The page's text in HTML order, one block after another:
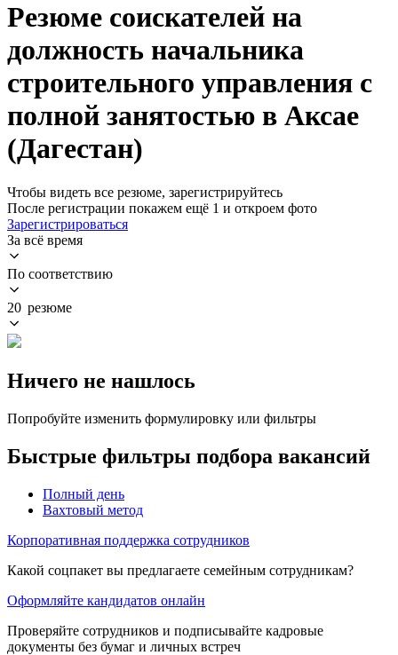
Резюме соискателей на
должность начальника
строительного управления с
полной занятостью в Аксае
(Дагестан)
Чтобы видеть все резюме, зарегистрируйтесь
После регистрации покажем ещё 1 и откроем фото
Зарегистрироваться
За всё время
По соответствию
20 резюме
Ничего не нашлось
Попробуйте изменить формулировку или фильтры
Быстрые фильтры подбора вакансий
Полный день
Вахтовый метод
Корпоративная поддержка сотрудников
Какой соцпакет вы предлагаете семейным сотрудникам?
Оформляйте кандидатов онлайн
Проверяйте сотрудников и подписывайте кадровые
документы без бумаг и личных встреч